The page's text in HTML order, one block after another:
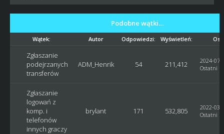
Podobne wątki…
Wątek: Autor Odpowiedzi: Wyświetleń:
Zgłaszanie
podejrzanych
transferów
ADM_Henrik 54 211,412
2024-07-
Ostatni
Zgłaszanie
logowań z
komp. i
telefonów
innych graczy
brylant 171 532,805
2022-03-
Ostatni